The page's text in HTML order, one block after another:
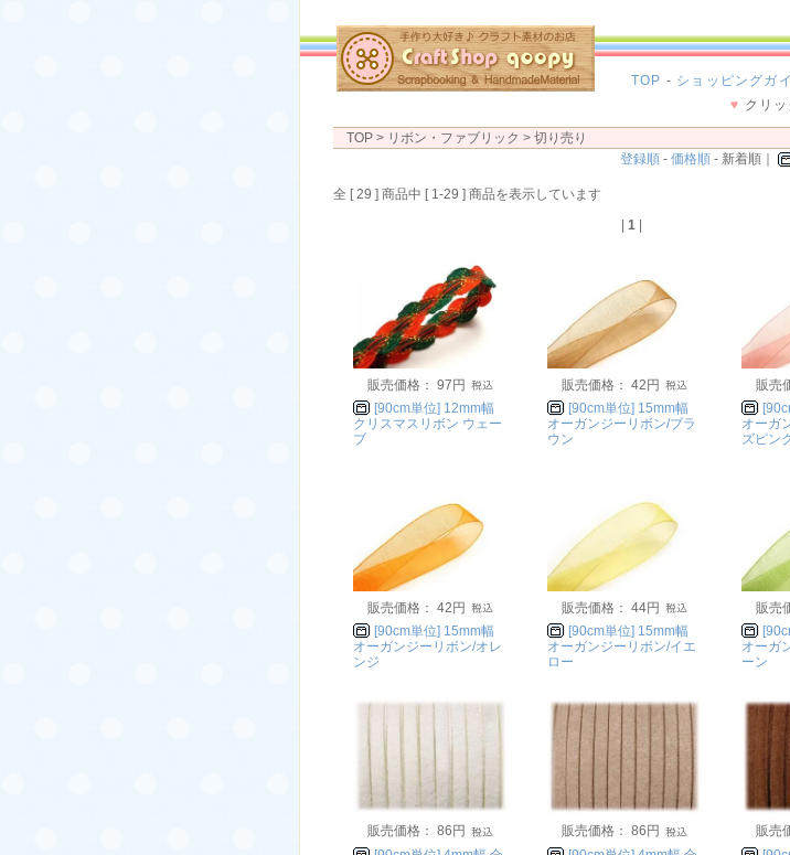
TOP - ショッピングガ
♥ クリ
TOP > リボン・ファブリック > 切り売り
登録順 - 価格順 - 新着順｜
全 [ 29 ] 商品中 [ 1-29 ] 商品を表示しています
| 1|
販売価格： 97円
[90cm単位] 12mm幅
クリスマスリボン ウェー
ブ
販売価格： 42円
[90cm単位] 15mm幅
オーガンジーリボン/ブラ
ウン
販売
オーガ
ズピン
販売価格： 42円
[90cm単位] 15mm幅
オーガンジーリボン/オレ
ンジ
販売価格： 44円
[90cm単位] 15mm幅
オーガンジーリボン/イエ
ロー
販売
オーガ
ーン
販売価格： 86円
販売価格： 86円
販売